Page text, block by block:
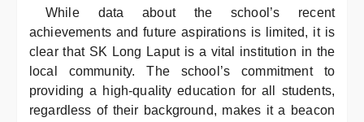
While data about the school’s recent
achievements and future aspirations is limited, it is
clear that SK Long Laput is a vital institution in the
local community. The school’s commitment to
providing a high-quality education for all students,
regardless of their background, makes it a beacon